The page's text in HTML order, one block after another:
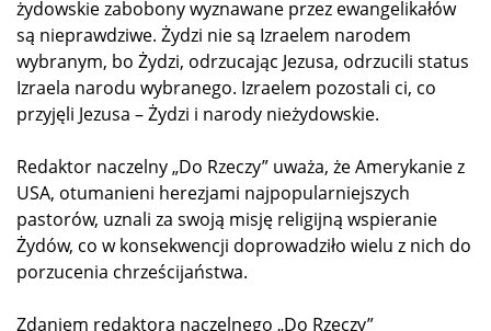
żydowskie zabobony wyznawane przez ewangelikałów
są nieprawdziwe. Żydzi nie są Izraelem narodem
wybranym, bo Żydzi, odrzucając Jezusa, odrzucili status
Izraela narodu wybranego. Izraelem pozostali ci, co
przyjęli Jezusa – Żydzi i narody nieżydowskie.
Redaktor naczelny „Do Rzeczy” uważa, że Amerykanie z
USA, otumanieni herezjami najpopularniejszych
pastorów, uznali za swoją misję religijną wspieranie
Żydów, co w konsekwencji doprowadziło wielu z nich do
porzucenia chrześcijaństwa.
Zdaniem redaktora naczelnego „Do Rzeczy”